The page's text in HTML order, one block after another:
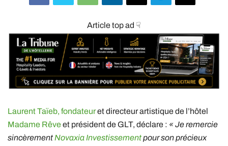
Article top ad ☟
Laurent Taïeb, fondateuret directeur artistique de l’hôtel
Madame Rêveet président de GLT, déclare : « Je remercie
sincèrement Novaxia Investissementpour son précieux